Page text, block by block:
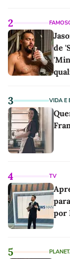
2
de
3 VIDA E
4 TV
por
5